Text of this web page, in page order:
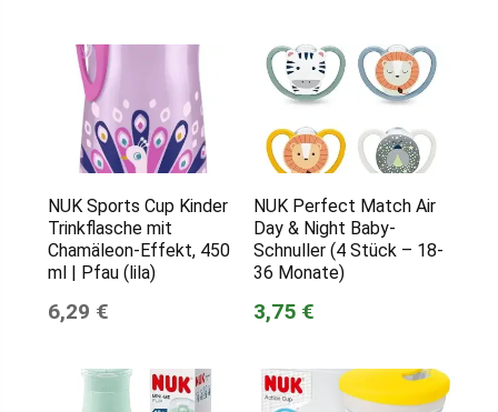
NUK Sports Cup Kinder
Trinkflasche mit
Chamäleon-Effekt, 450
ml | Pfau (lila)
6,29 €
NUK Perfect Match Air
Day & Night Baby-
Schnuller (4 Stück – 18-
36 Monate)
3,75 €